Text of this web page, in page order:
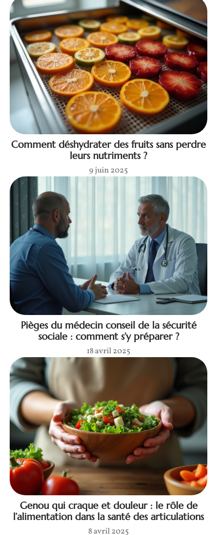
Comment déshydrater des fruits sans perdre
leurs nutriments ?
9 juin 2025
Pièges du médecin conseil de la sécurité
sociale : comment s’y préparer ?
18 avril 2025
Genou qui craque et douleur : le rôle de
l’alimentation dans la santé des articulations
8 avril 2025